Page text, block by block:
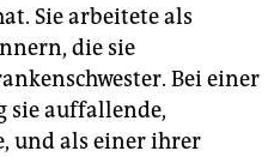
Sie arbeitete als
die sie
Bei einer
sie auffallende,
und als einer ihrer